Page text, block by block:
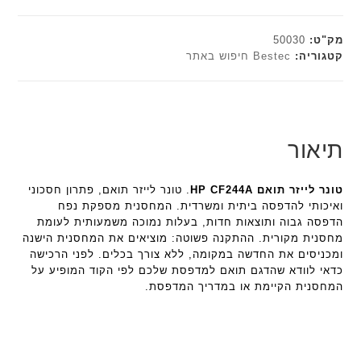
מק"ט: 50030
קטגוריה: Bestec חיפוש באתר
תיאור
טונר לייזר תואם HP CF244A
. טונר לייזר תואם, פתרון חסכוני
ואיכותי להדפסה ביתית ומשרדית. המחסנית מספקת נפח
הדפסה גבוה ותוצאות חדות, בעלות נמוכה משמעותית לעומת
מחסנית מקורית. ההתקנה פשוטה: מוציאים את המחסנית הישנה
ומכניסים את החדשה במקומה, ללא צורך בכלים. לפני הרכישה
כדאי לוודא שהדגם תואם למדפסת שלכם לפי הקוד המופיע על
המחסנית הקיימת או במדריך המדפסת.